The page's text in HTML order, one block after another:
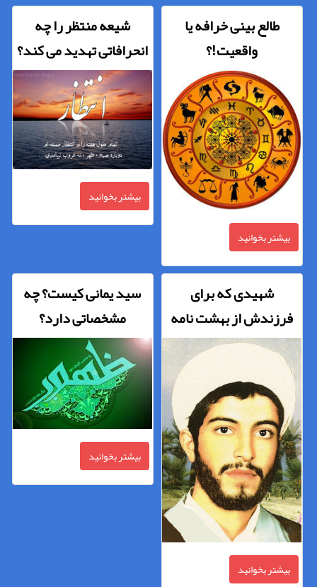
طالع بینی خرافه یا
واقعیت!؟
بیشتر بخوانید
شیعه منتظر را چه
انحرافاتی تهدید می کند؟
بیشتر بخوانید
شهیدی که برای
فرزندش از بهشت نامه
نوشت
بیشتر بخوانید
سید یمانی کیست؟ چه
مشخصاتی دارد؟
بیشتر بخوانید